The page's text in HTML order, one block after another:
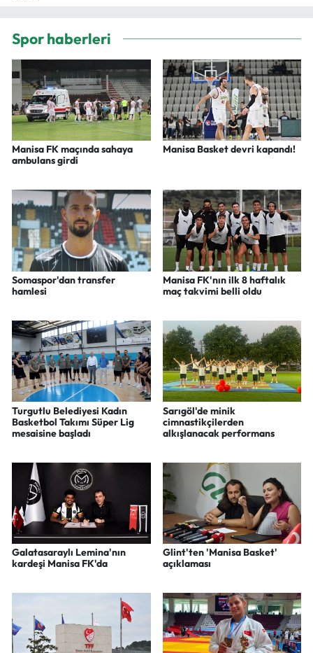
Spor haberleri
Manisa FK maçında sahaya
ambulans girdi
Manisa Basket devri kapandı!
Somaspor'dan transfer
hamlesi
Manisa FK'nın ilk 8 haftalık
maç takvimi belli oldu
Turgutlu Belediyesi Kadın
Basketbol Takımı Süper Lig
mesaisine başladı
Sarıgöl'de minik
cimnastikçilerden
alkışlanacak performans
Galatasaraylı Lemina'nın
kardeşi Manisa FK'da
Glint'ten 'Manisa Basket'
açıklaması